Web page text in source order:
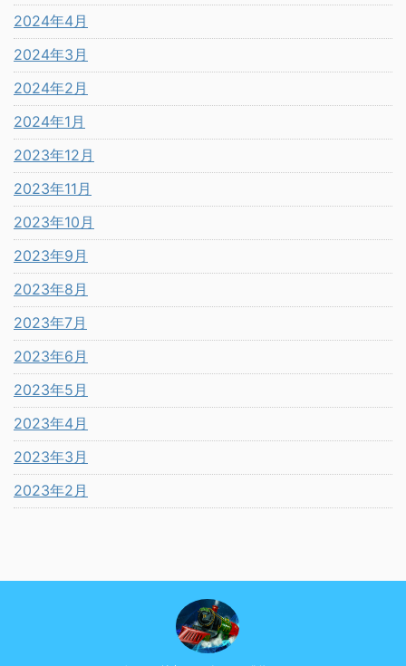
2024年4月
2024年3月
2024年2月
2024年1月
2023年12月
2023年11月
2023年10月
2023年9月
2023年8月
2023年7月
2023年6月
2023年5月
2023年4月
2023年3月
2023年2月